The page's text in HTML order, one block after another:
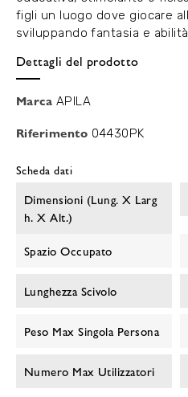
figli un luogo dove giocare
sviluppando fantasia e
Dettagli del prodotto
Marca APILA
Riferimento 04430PK
Scheda dati
Dimensioni (lung. X Larg
H. X Alt.)
Spazio Occupato
Lunghezza Scivolo
Peso Max Singola Persona
Numero Max Utilizzatori